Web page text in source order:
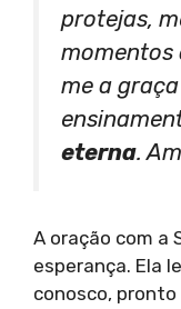
protejas,
momentos
me a
eterna.
A oração com a
esperança. Ela
conosco,